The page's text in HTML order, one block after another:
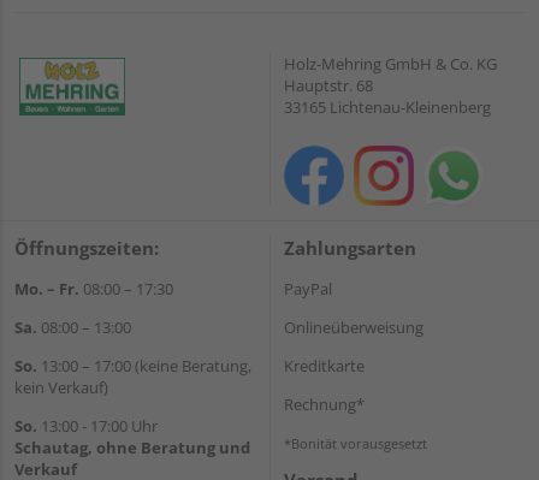
Holz-Mehring GmbH & Co. KG
Hauptstr. 68
33165 Lichtenau-Kleinenberg
Öffnungszeiten:
Mo. – Fr. 08:00 – 17:30
Sa. 08:00 – 13:00
So. 13:00 – 17:00 (keine Beratung,
kein Verkauf)
So. 13:00 - 17:00 Uhr
Schautag, ohne Beratung und
Verkauf
Zahlungsarten
PayPal
Onlineüberweisung
Kreditkarte
Rechnung*
*Bonität vorausgesetzt